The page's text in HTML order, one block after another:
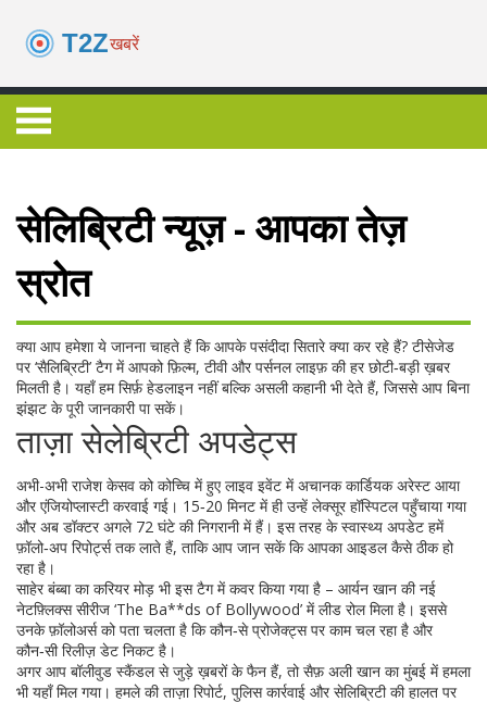
सेलिब्रिटी न्यूज़ - आपका तेज़
स्रोत
क्या आप हमेशा ये जानना चाहते हैं कि आपके पसंदीदा सितारे क्या कर रहे हैं? टीसेजेड
पर ‘सैलिब्रिटी’ टैग में आपको फ़िल्म, टीवी और पर्सनल लाइफ़ की हर छोटी‑बड़ी ख़बर
मिलती है। यहाँ हम सिर्फ़ हेडलाइन नहीं बल्कि असली कहानी भी देते हैं, जिससे आप बिना
झंझट के पूरी जानकारी पा सकें।
ताज़ा सेलेब्रिटी अपडेट्स
अभी-अभी राजेश केसव को कोच्चि में हुए लाइव इवेंट में अचानक कार्डियक अरेस्ट आया
और एंजियोप्लास्टी करवाई गई। 15‑20 मिनट में ही उन्हें लेक्सूर हॉस्पिटल पहुँचाया गया
और अब डॉक्टर अगले 72 घंटे की निगरानी में हैं। इस तरह के स्वास्थ्य अपडेट हमें
फ़ॉलो‑अप रिपोर्ट्स तक लाते हैं, ताकि आप जान सकें कि आपका आइडल कैसे ठीक हो
रहा है।
साहेर बंब्बा का करियर मोड़ भी इस टैग में कवर किया गया है – आर्यन खान की नई
नेटफ़्लिक्स सीरीज ‘The Ba**ds of Bollywood’ में लीड रोल मिला है। इससे
उनके फ़ॉलोअर्स को पता चलता है कि कौन‑से प्रोजेक्ट्स पर काम चल रहा है और
कौन‑सी रिलीज़ डेट निकट है।
अगर आप बॉलीवुड स्कैंडल से जुड़े ख़बरों के फैन हैं, तो सैफ़ अली खान का मुंबई में हमला
भी यहाँ मिल गया। हमले की ताज़ा रिपोर्ट, पुलिस कार्रवाई और सेलिब्रिटी की हालत पर